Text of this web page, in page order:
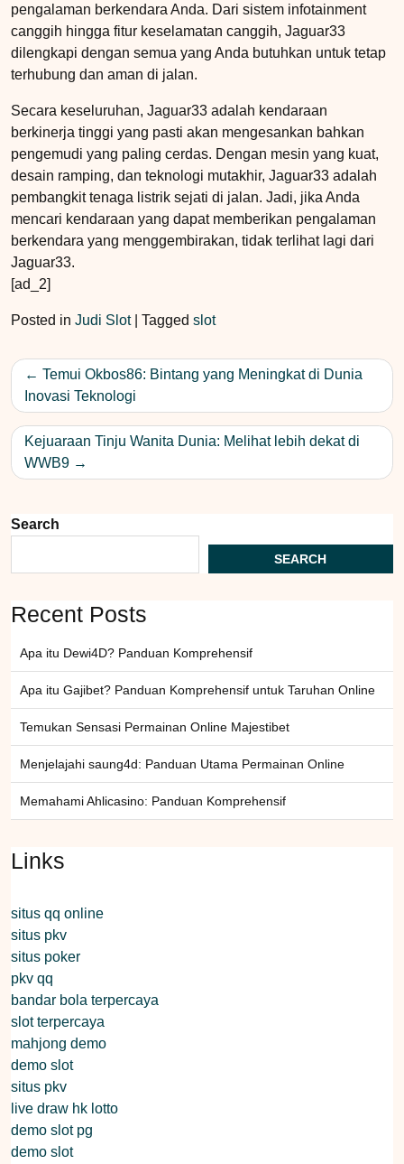
pengalaman berkendara Anda. Dari sistem infotainment
canggih hingga fitur keselamatan canggih, Jaguar33
dilengkapi dengan semua yang Anda butuhkan untuk tetap
terhubung dan aman di jalan.
Secara keseluruhan, Jaguar33 adalah kendaraan
berkinerja tinggi yang pasti akan mengesankan bahkan
pengemudi yang paling cerdas. Dengan mesin yang kuat,
desain ramping, dan teknologi mutakhir, Jaguar33 adalah
pembangkit tenaga listrik sejati di jalan. Jadi, jika Anda
mencari kendaraan yang dapat memberikan pengalaman
berkendara yang menggembirakan, tidak terlihat lagi dari
Jaguar33.
[ad_2]
Posted in Judi Slot| Tagged slot
Post
navigation
Temui Okbos86: Bintang yang Meningkat di Dunia
Inovasi Teknologi
Kejuaraan Tinju Wanita Dunia: Melihat lebih dekat di
WWB9
Search
SEARCH
Recent Posts
Apa itu Dewi4D? Panduan Komprehensif
Apa itu Gajibet? Panduan Komprehensif untuk Taruhan Online
Temukan Sensasi Permainan Online Majestibet
Menjelajahi saung4d: Panduan Utama Permainan Online
Memahami Ahlicasino: Panduan Komprehensif
Links
situs qq online
situs pkv
situs poker
pkv qq
bandar bola terpercaya
slot terpercaya
mahjong demo
demo slot
situs pkv
live draw hk lotto
demo slot pg
demo slot